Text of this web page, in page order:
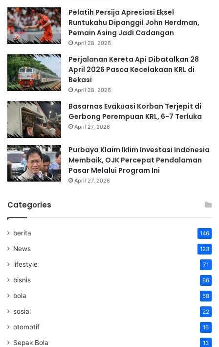
Pelatih Persija Apresiasi Eksel
Runtukahu Dipanggil John Herdman,
Pemain Asing Jadi Cadangan
April 28, 2026
Perjalanan Kereta Api Dibatalkan 28
April 2026 Pasca Kecelakaan KRL di
Bekasi
April 28, 2026
Basarnas Evakuasi Korban Terjepit di
Gerbong Perempuan KRL, 6-7 Terluka
April 27, 2026
Purbaya Klaim Iklim Investasi Indonesia
Membaik, OJK Percepat Pendalaman
Pasar Melalui Program Ini
April 27, 2026
Categories
berita 146
News 123
lifestyle 71
bisnis 66
bola 58
sosial 22
otomotif 16
Sepak Bola 13